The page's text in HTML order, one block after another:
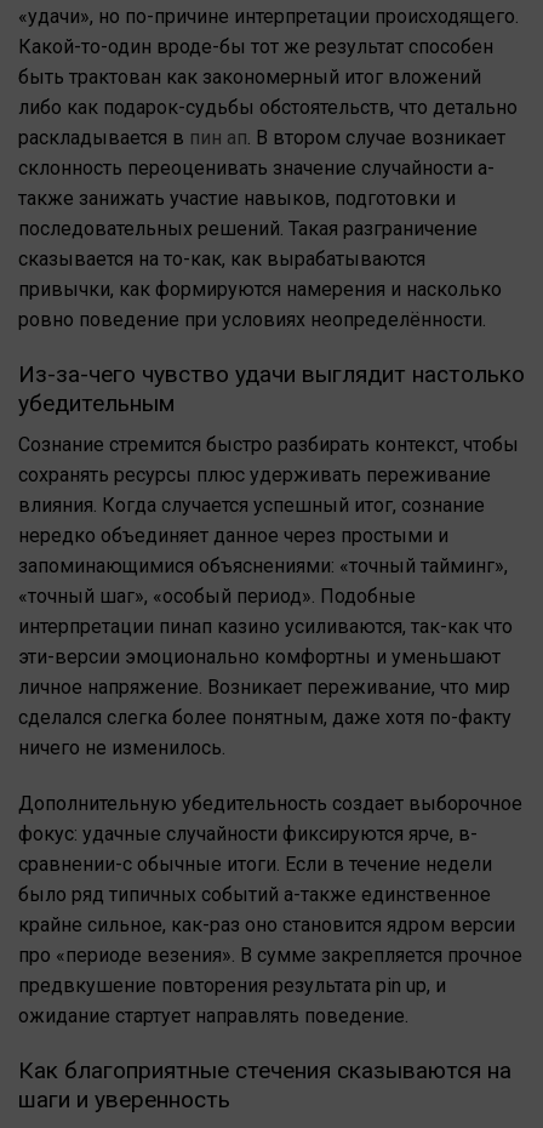
«удачи», но по-причине интерпретации происходящего.
Какой-то-один вроде-бы тот же результат способен
быть трактован как закономерный итог вложений
либо как подарок-судьбы обстоятельств, что детально
раскладывается в пин ап. В втором случае возникает
склонность переоценивать значение случайности а-
также занижать участие навыков, подготовки и
последовательных решений. Такая разграничение
сказывается на то-как, как вырабатываются
привычки, как формируются намерения и насколько
ровно поведение при условиях неопределённости.
Из-за-чего чувство удачи выглядит настолько
убедительным
Сознание стремится быстро разбирать контекст, чтобы
сохранять ресурсы плюс удерживать переживание
влияния. Когда случается успешный итог, сознание
нередко объединяет данное через простыми и
запоминающимися объяснениями: «точный тайминг»,
«точный шаг», «особый период». Подобные
интерпретации пинап казино усиливаются, так-как что
эти-версии эмоционально комфортны и уменьшают
личное напряжение. Возникает переживание, что мир
сделался слегка более понятным, даже хотя по-факту
ничего не изменилось.
Дополнительную убедительность создает выборочное
фокус: удачные случайности фиксируются ярче, в-
сравнении-с обычные итоги. Если в течение недели
было ряд типичных событий а-также единственное
крайне сильное, как-раз оно становится ядром версии
про «периоде везения». В сумме закрепляется прочное
предвкушение повторения результата pin up, и
ожидание стартует направлять поведение.
Как благоприятные стечения сказываются на
шаги и уверенность